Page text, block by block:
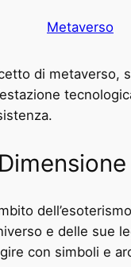
Metaverso
di metaverso,
e delle sue
con simboli e